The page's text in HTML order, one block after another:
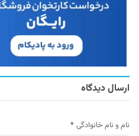
ارسال دیدگاه
نام و نام خانوادگی *